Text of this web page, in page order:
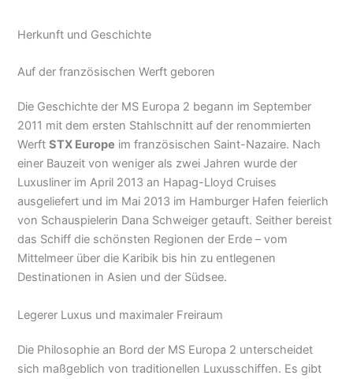
Herkunft und Geschichte
Auf der französischen Werft geboren
Die Geschichte der MS Europa 2 begann im September
2011 mit dem ersten Stahlschnitt auf der renommierten
WerftSTX Europe im französischen Saint-Nazaire. Nach
einer Bauzeit von weniger als zwei Jahren wurde der
Luxusliner im April 2013 an Hapag-Lloyd Cruises
ausgeliefert und im Mai 2013 im Hamburger Hafen feierlich
von Schauspielerin Dana Schweiger getauft. Seither bereist
das Schiff die schönsten Regionen der Erde – vom
Mittelmeer über die Karibik bis hin zu entlegenen
Destinationen in Asien und der Südsee.
Legerer Luxus und maximaler Freiraum
Die Philosophie an Bord der MS Europa 2 unterscheidet
sich maßgeblich von traditionellen Luxusschiffen. Es gibt